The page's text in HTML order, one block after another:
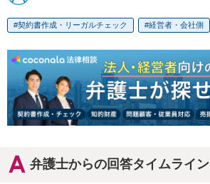
契約書作成・リーガルチェック 経営者・会社側
弁護士からの回答タイムライン